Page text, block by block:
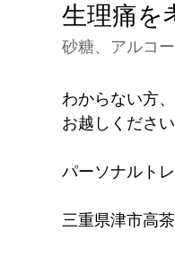
生理痛を
砂糖、アルコ
わからない方
お越しくださ
パーソナルト
三重県津市高